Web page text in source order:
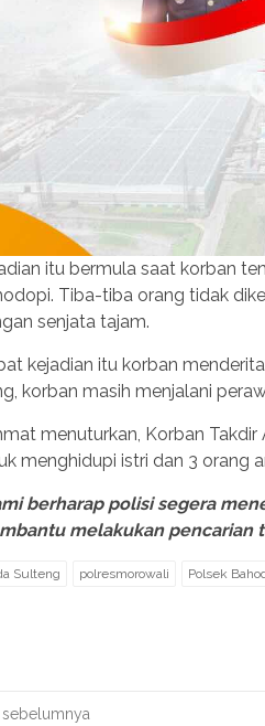
itu bermula saat korban
Tiba-tiba orang tidak
senjata tajam.
kejadian itu korban
korban masih menjalani
menuturkan, Korban
menghidupi istri dan 3 orang
berharap polisi segera
melakukan pencarian
Sulteng polresmorowali Polsek
sebelumnya